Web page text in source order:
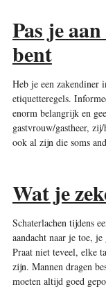
Pas je
bent
Heb je een zakendiner
etiquetteregels.
enorm belangrijk en
gastvrouw/gastheer,
ook al zijn die soms
Wat je
Schaterlachen tijdens
aandacht naar je toe,
Praat niet teveel, elke
zijn. Mannen dragen
moeten altijd goed